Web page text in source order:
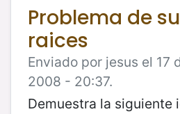
Problema de
raices
Enviado por jesus el 17
2008 - 20:37.
Demuestra la siguiente